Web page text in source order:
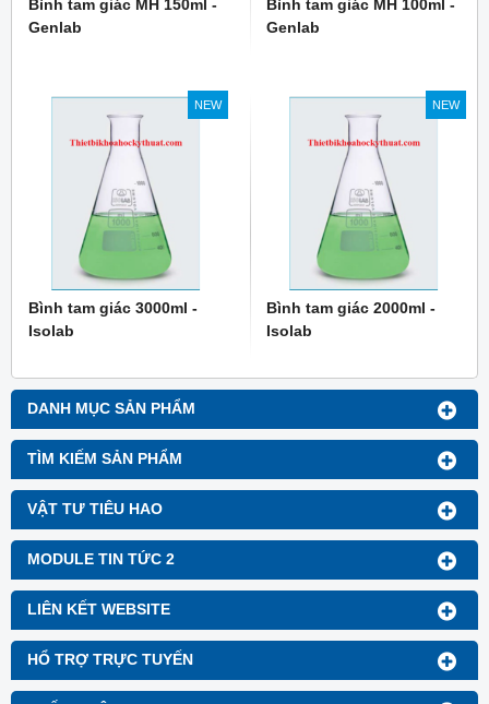
DANH MỤC SẢN PHẨM
TÌM KIẾM SẢN PHẨM
VẬT TƯ TIÊU HAO
MODULE TIN TỨC 2
LIÊN KẾT WEBSITE
HỔ TRỢ TRỰC TUYẾN
Bình tam giác MH 150ml -
Genlab
Bình tam giác MH 100ml -
Genlab
NEW
Bình tam giác 3000ml -
Isolab
NEW
Bình tam giác 2000ml -
Isolab